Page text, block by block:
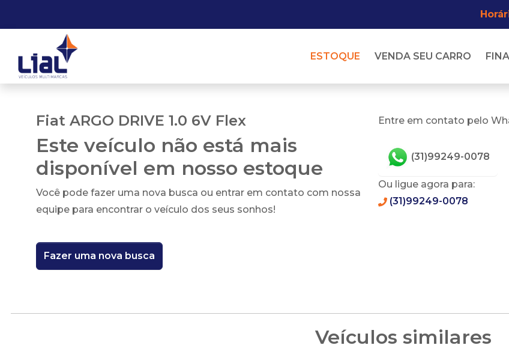
ESTOQUE VENDA SEU CARRO
Fiat ARGO DRIVE 1.0 6V Flex
Este veículo não está mais
disponível em nosso estoque
Você pode fazer uma nova busca ou entrar em contato com nossa
equipe para encontrar o veículo dos seus sonhos!
Fazer uma nova busca
Entre em contato pelo
(31)99249-0078
Ou ligue agora para:
(31)99249-0078
Veículos similares